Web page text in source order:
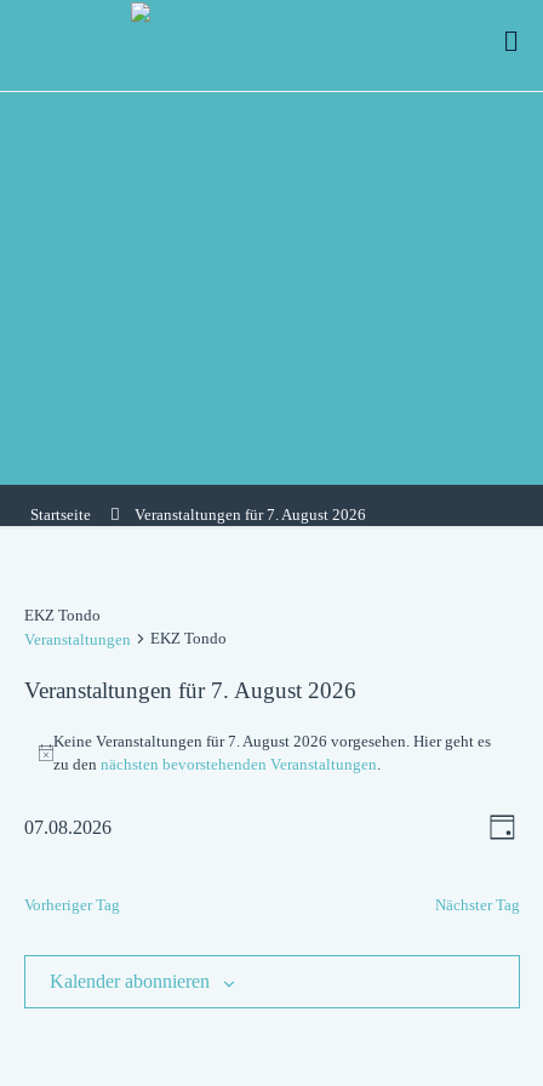
Startseite Veranstaltungen für 7. August 2026
EKZ Tondo
Veranstaltungen
EKZ Tondo
Veranstaltungen für 7. August 2026
Hinweis
Keine Veranstaltungen für 7. August 2026 vorgesehen. Hier geht es
zu dennächsten bevorstehenden Veranstaltungen.
Tag
07.08.2026
Vorheriger Tag
Nächster Tag
Kalender abonnieren